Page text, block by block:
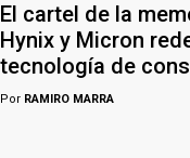
El cartel de la
Hynix y Micron
tecnología de
Por RAMIRO MARRA